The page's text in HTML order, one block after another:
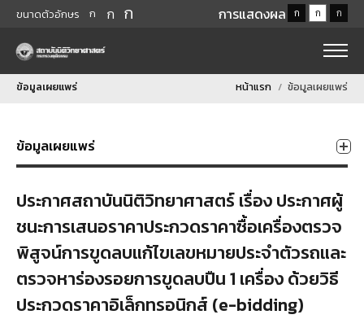
ขนาดตัวอักษร ก ก ก การแสดงผล ก ก ก
ข้อมูลเผยแพร่ หน้าแรก ข้อมูลเผยแพร่
ข้อมูลเผยแพร่
ประกาศสถาบันนิติวิทยาศาสตร์ เรื่อง ประกาศผู้
ชนะการเสนอราคาประกวดราคาซื้อเครื่องตรวจ
พิสูจน์การขูดลบแก้ไขเลขหมายประจำตัวรถและ
ตรวจหาร่องรอยการขูดลบปืน 1 เครื่อง ด้วยวิธี
ประกวดราคาอิเล็กทรอนิกส์ (e-bidding)